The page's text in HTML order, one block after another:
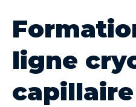
ligne
capillaire